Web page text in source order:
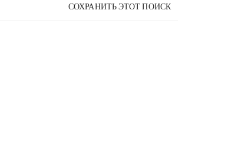
СОХРАНИТЬ ЭТОТ ПОИСК